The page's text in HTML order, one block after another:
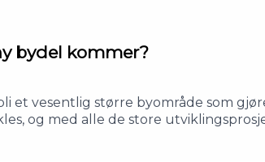
bydel kommer?
et vesentlig større byområde som
og med alle de store
for å diskutere dette temaet i